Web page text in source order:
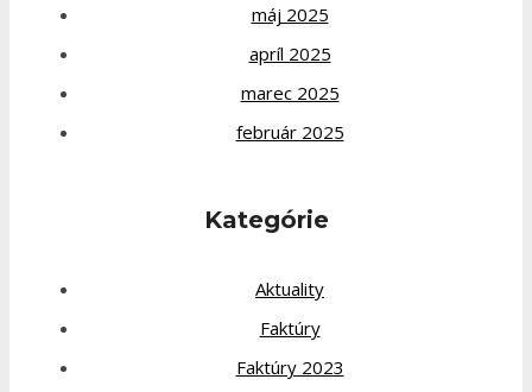
máj 2025
apríl 2025
marec 2025
február 2025
Kategórie
Aktuality
Faktúry
Faktúry 2023